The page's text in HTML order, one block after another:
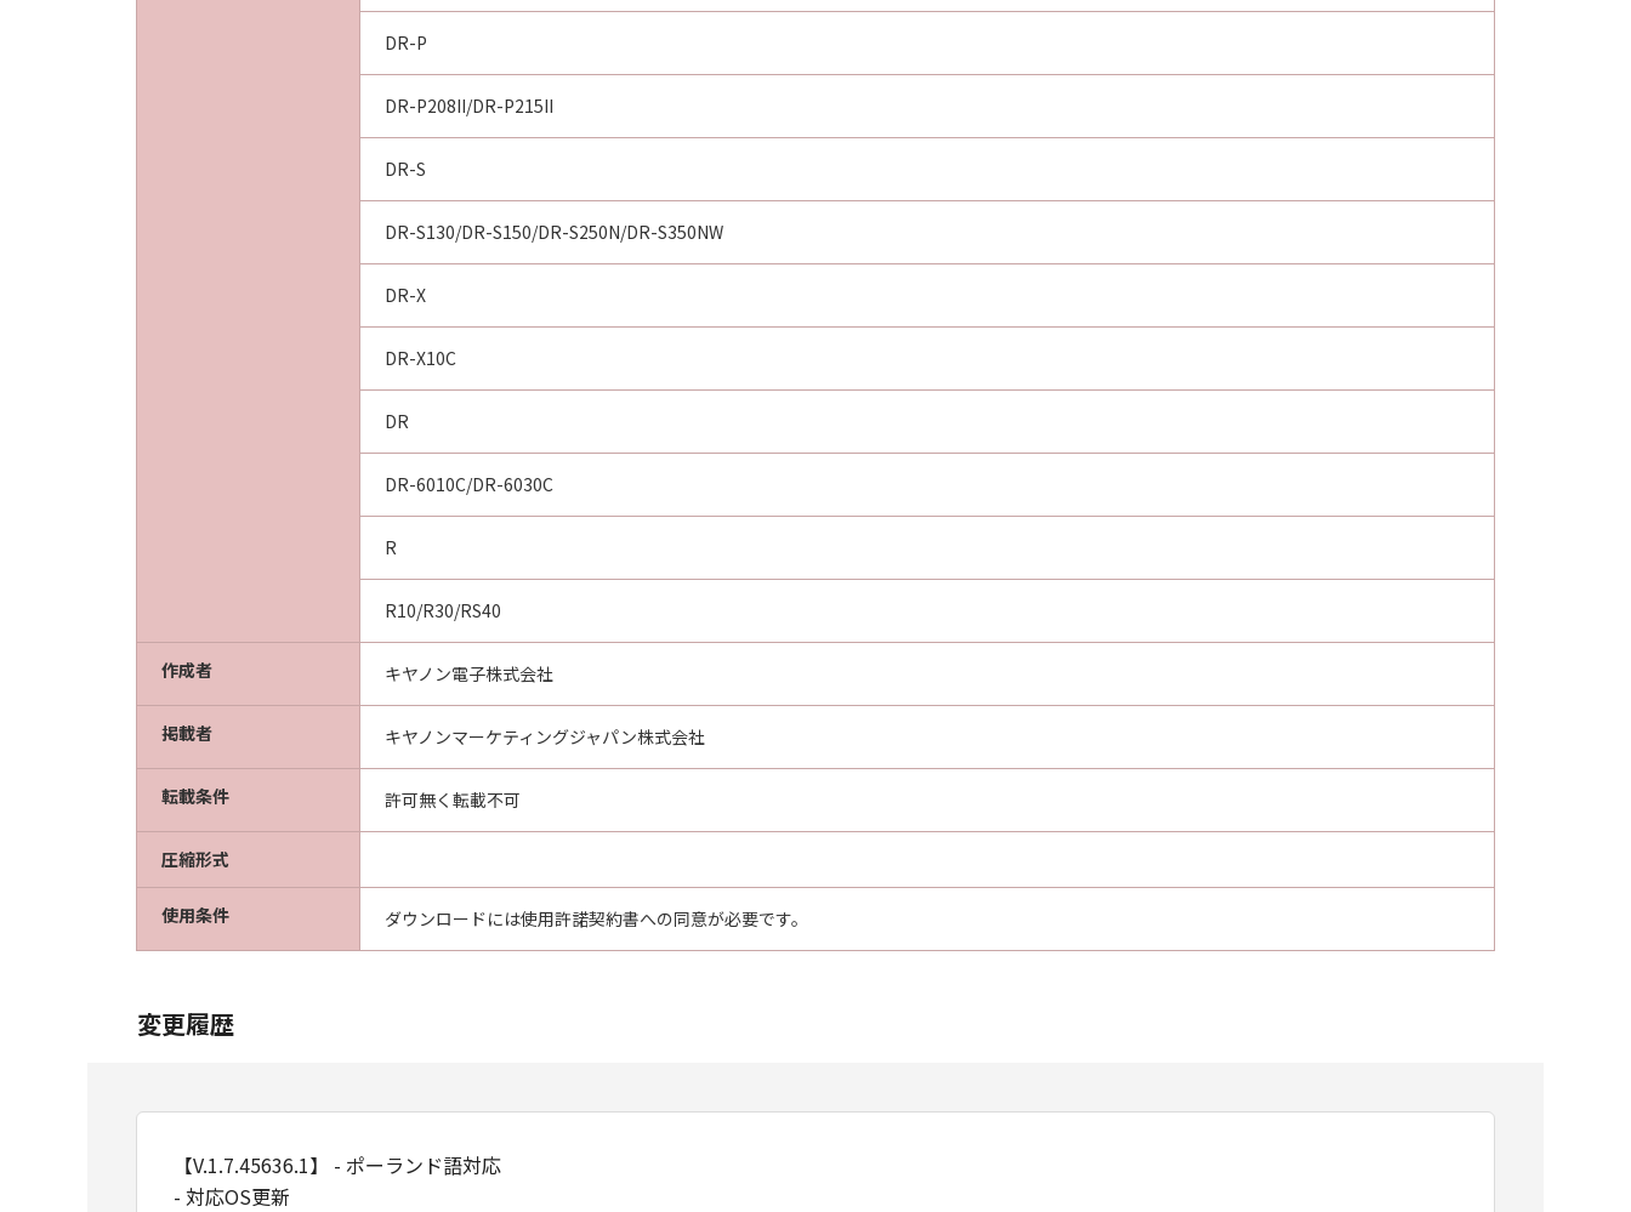
DR-P
DR-P208II/DR-P215II
DR-S
DR-S130/DR-S150/DR-S250N/DR-S350NW
DR-X
DR-X10C
DR
DR-6010C/DR-6030C
R
R10/R30/RS40
作成者 キヤノン電子株式会社
掲載者 キヤノンマーケティングジャパン株式会社
転載条件 許可無く転載不可
圧縮形式
使用条件 ダウンロードには使用許諾契約書への同意が必要です。
変更履歴
【V.1.7.45636.1】 - ポーランド語対応
- 対応OS更新